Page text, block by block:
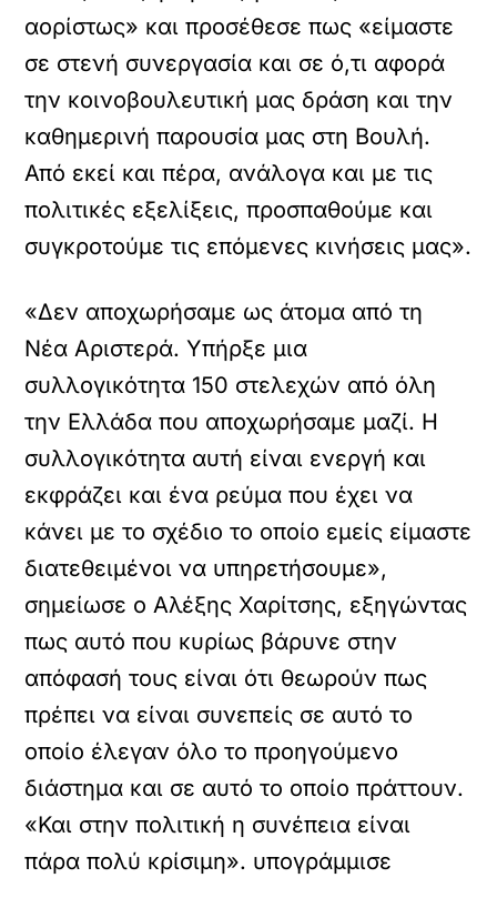
αορίστως» και προσέθεσε πως «είμαστε
σε στενή συνεργασία και σε ό,τι αφορά
την κοινοβουλευτική μας δράση και την
καθημερινή παρουσία μας στη Βουλή.
Από εκεί και πέρα, ανάλογα και με τις
πολιτικές εξελίξεις, προσπαθούμε και
συγκροτούμε τις επόμενες κινήσεις μας».
«Δεν αποχωρήσαμε ως άτομα από τη
Νέα Αριστερά. Υπήρξε μια
συλλογικότητα 150 στελεχών από όλη
την Ελλάδα που αποχωρήσαμε μαζί. Η
συλλογικότητα αυτή είναι ενεργή και
εκφράζει και ένα ρεύμα που έχει να
κάνει με το σχέδιο το οποίο εμείς είμαστε
διατεθειμένοι να υπηρετήσουμε»,
σημείωσε ο Αλέξης Χαρίτσης, εξηγώντας
πως αυτό που κυρίως βάρυνε στην
απόφασή τους είναι ότι θεωρούν πως
πρέπει να είναι συνεπείς σε αυτό το
οποίο έλεγαν όλο το προηγούμενο
διάστημα και σε αυτό το οποίο πράττουν.
«Και στην πολιτική η συνέπεια είναι
πάρα πολύ κρίσιμη». υπογράμμισε